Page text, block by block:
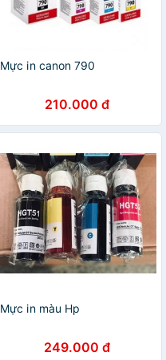
Mực in canon 790
210.000 đ
Mực in màu Hp
249.000 đ